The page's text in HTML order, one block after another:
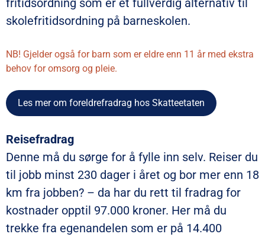
skolefritidsordning på barneskolen.
NB! Gjelder også for barn som er eldre enn 11 år med ekstra
behov for omsorg og pleie.
Les mer om foreldrefradrag hos Skatteetaten
Reisefradrag
Denne må du sørge for å fylle inn selv. Reiser du
til jobb minst 230 dager i året og bor mer enn 18
km fra jobben? – da har du rett til fradrag for
kostnader opptil 97.000 kroner. Her må du
trekke fra egenandelen som er på 14.400